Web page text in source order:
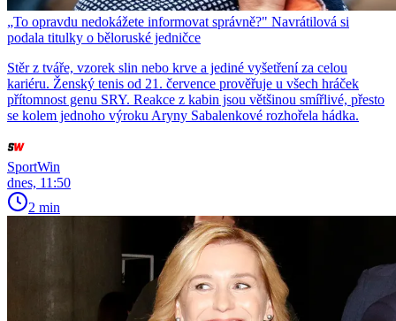
„To opravdu nedokážete informovat správně?" Navrátilová si
podala titulky o běloruské jedničce
Stěr z tváře, vzorek slin nebo krve a jediné vyšetření za celou
kariéru. Ženský tenis od 21. července prověřuje u všech hráček
přítomnost genu SRY. Reakce z kabin jsou většinou smířlivé, přesto
se kolem jednoho výroku Aryny Sabalenkové rozhořela hádka.
SportWin
dnes, 11:50
2 min